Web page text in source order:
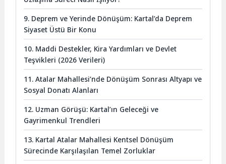
9. Deprem ve Yerinde Dönüşüm: Kartal’da Deprem
Siyaset Üstü Bir Konu
10. Maddi Destekler, Kira Yardımları ve Devlet
Teşvikleri (2026 Verileri)
11. Atalar Mahallesi’nde Dönüşüm Sonrası Altyapı ve
Sosyal Donatı Alanları
12. Uzman Görüşü: Kartal’ın Geleceği ve
Gayrimenkul Trendleri
13. Kartal Atalar Mahallesi Kentsel Dönüşüm
Sürecinde Karşılaşılan Temel Zorluklar